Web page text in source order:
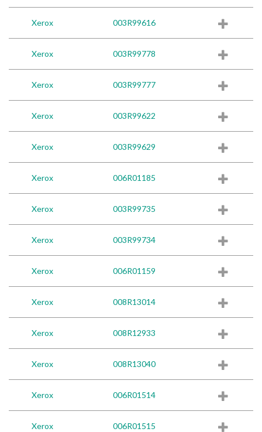
Xerox 003R99616
Xerox 003R99778
Xerox 003R99777
Xerox 003R99622
Xerox 003R99629
Xerox 006R01185
Xerox 003R99735
Xerox 003R99734
Xerox 006R01159
Xerox 008R13014
Xerox 008R12933
Xerox 008R13040
Xerox 006R01514
Xerox 006R01515